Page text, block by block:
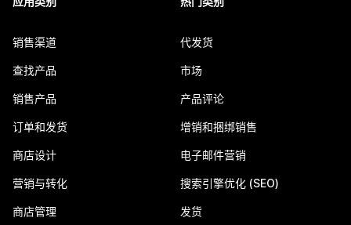
销售渠道
查找产品
销售产品
订单和发货
商店设计
营销与转化
商店管理
代发货
市场
产品评论
增销和捆绑销售
电子邮件营销
搜索引擎优化 (SEO)
发货